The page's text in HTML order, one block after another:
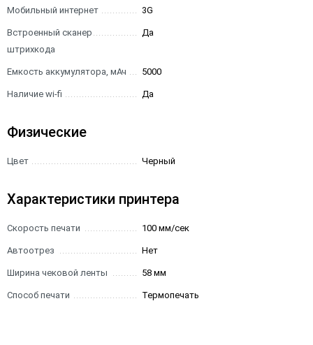
Мобильный интернет 3G
Встроенный сканер
штрихкода
Да
Емкость аккумулятора, мАч 5000
Наличие wi-fi Да
Физические
Цвет Черный
Характеристики принтера
Скорость печати 100 мм/сек
Автоотрез Нет
Ширина чековой ленты 58 мм
Способ печати Термопечать